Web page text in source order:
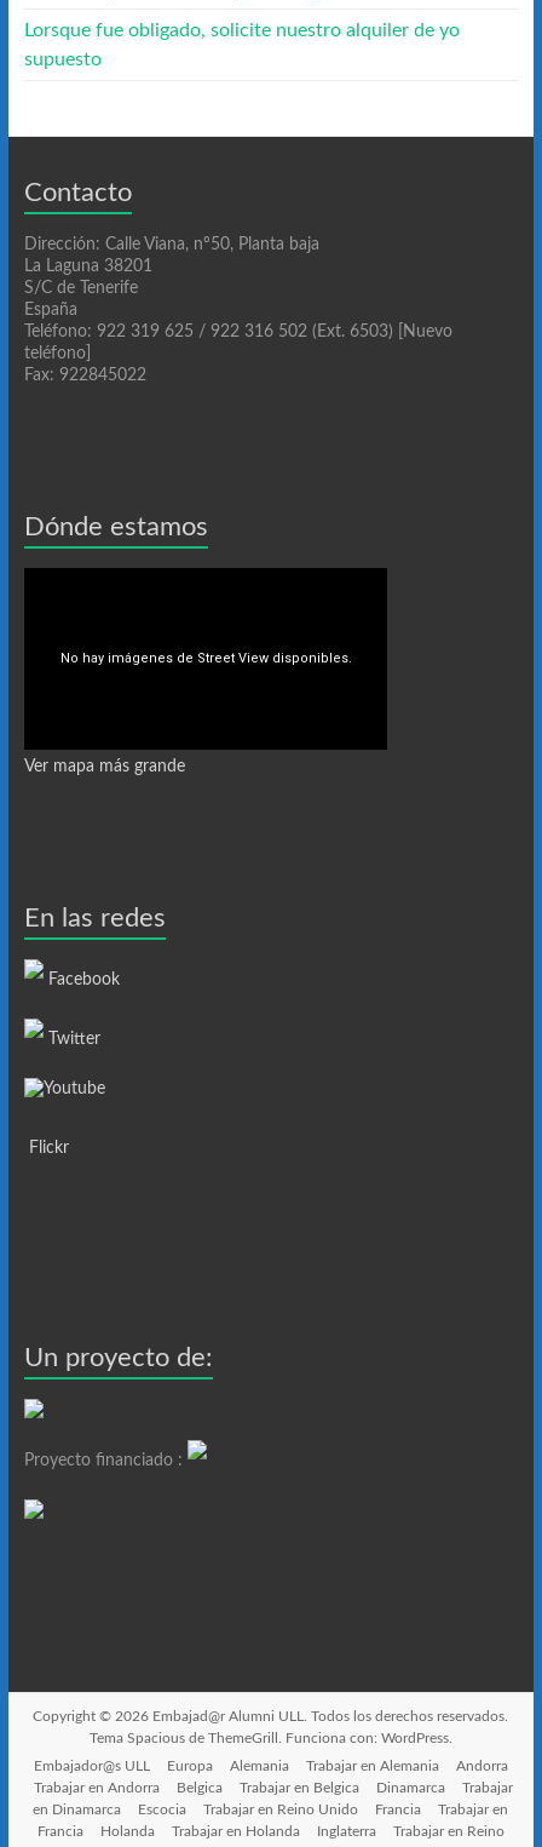
Lorsque fue obligado, solicite nuestro alquiler de yo
supuesto
Contacto
Dirección: Calle Viana, nº50, Planta baja
La Laguna 38201
S/C de Tenerife
España
Teléfono: 922 319 625 / 922 316 502 (Ext. 6503) [Nuevo
teléfono]
Fax: 922845022
Dónde estamos
Ver mapa más grande
En las redes
Facebook
Twitter
Youtube
Flickr
Un proyecto de:
Proyecto financiado :
Copyright © 2026 Embajad@r Alumni ULL
. Todos los derechos reservados.
Tema Spaciousde ThemeGrill. Funciona con: WordPress.
Embajador@s ULL
Europa Alemania Trabajar en Alemania
Andorra
Trabajar en Andorra
Belgica Trabajar en Belgica Dinamarca
Trabajar
en Dinamarca
Escocia Trabajar en Reino Unido Francia
Trabajar en
Francia
Holanda Trabajar en Holanda Inglaterra
Trabajar en Reino